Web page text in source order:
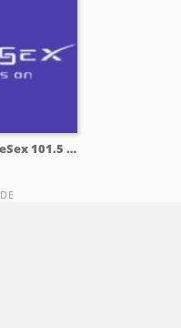
Rádio SpaceSex 101.5 FM